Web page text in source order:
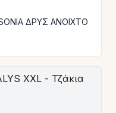
ΔΡΥΣ ΑΝΟΙΧΤΟ